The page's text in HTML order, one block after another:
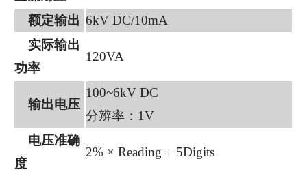
额定输出 6kV DC/10mA
实际输出
功率
120VA
输出电压
100~6kV DC
分辨率：1V
电压准确
度
2% × Reading + 5Digits